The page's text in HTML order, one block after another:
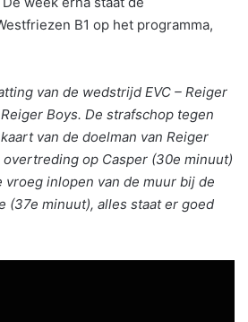
B1 op het programma,
van de wedstrijd EVC – Reiger
Boys. De strafschop tegen
van de doelman van Reiger
op Casper (30e minuut)
inlopen van de muur bij de
(37e minuut), alles staat er goed